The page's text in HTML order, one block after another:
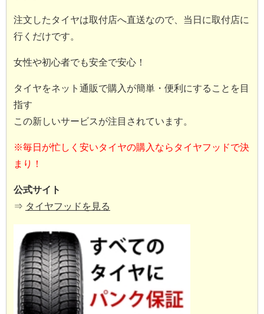
注文したタイヤは取付店へ直送なので、当日に取付店に
行くだけです。
女性や初心者でも安全で安心！
タイヤをネット通販で購入が簡単・便利にすることを目
指す
この新しいサービスが注目されています。
※毎日が忙しく安いタイヤの購入ならタイヤフッドで決
まり！
公式サイト
⇒ タイヤフッドを見る